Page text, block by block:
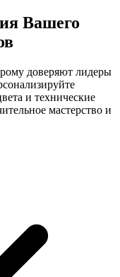
Вашего
доверяют лидеры
и технические
мастерство и